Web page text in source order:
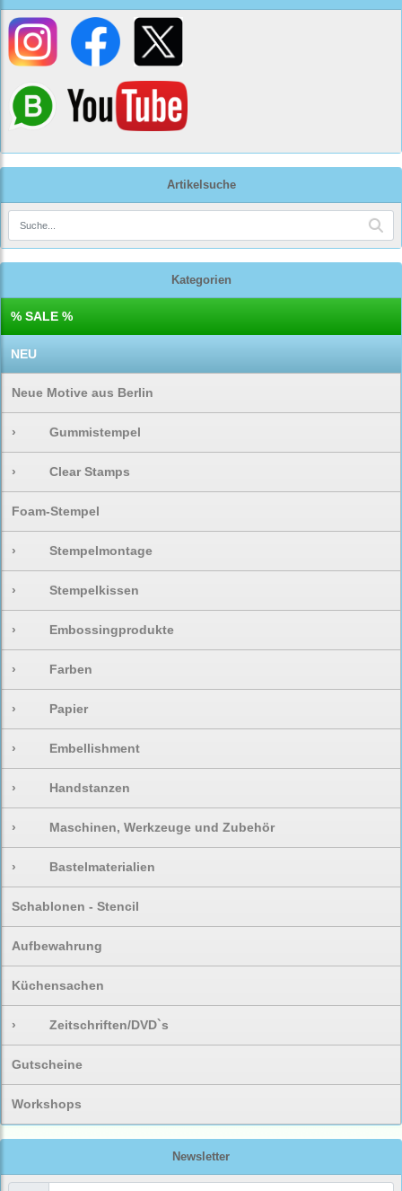
Artikelsuche
Kategorien
% SALE %
NEU
Neue Motive aus Berlin
› Gummistempel
› Clear Stamps
Foam-Stempel
› Stempelmontage
› Stempelkissen
› Embossingprodukte
› Farben
› Papier
› Embellishment
› Handstanzen
› Maschinen, Werkzeuge und Zubehör
› Bastelmaterialien
Schablonen - Stencil
Aufbewahrung
Küchensachen
› Zeitschriften/DVD`s
Gutscheine
Workshops
Newsletter